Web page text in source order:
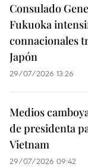
Consulado
Fukuoka
connacionales
Japón
29/07/2026 13:26
Medios
de presidenta
Vietnam
29/07/2026 09:42